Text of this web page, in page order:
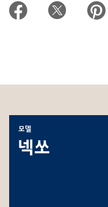
모델
넥쏘